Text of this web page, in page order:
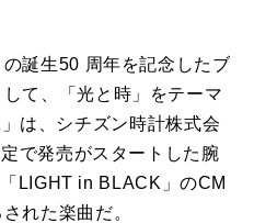
誕生50 周年を記念したブ
て、「光と時」をテーマ
は、シチズン時計株式会
で発売がスタートした腕
LIGHT in BLACK」のCM
れた楽曲だ。